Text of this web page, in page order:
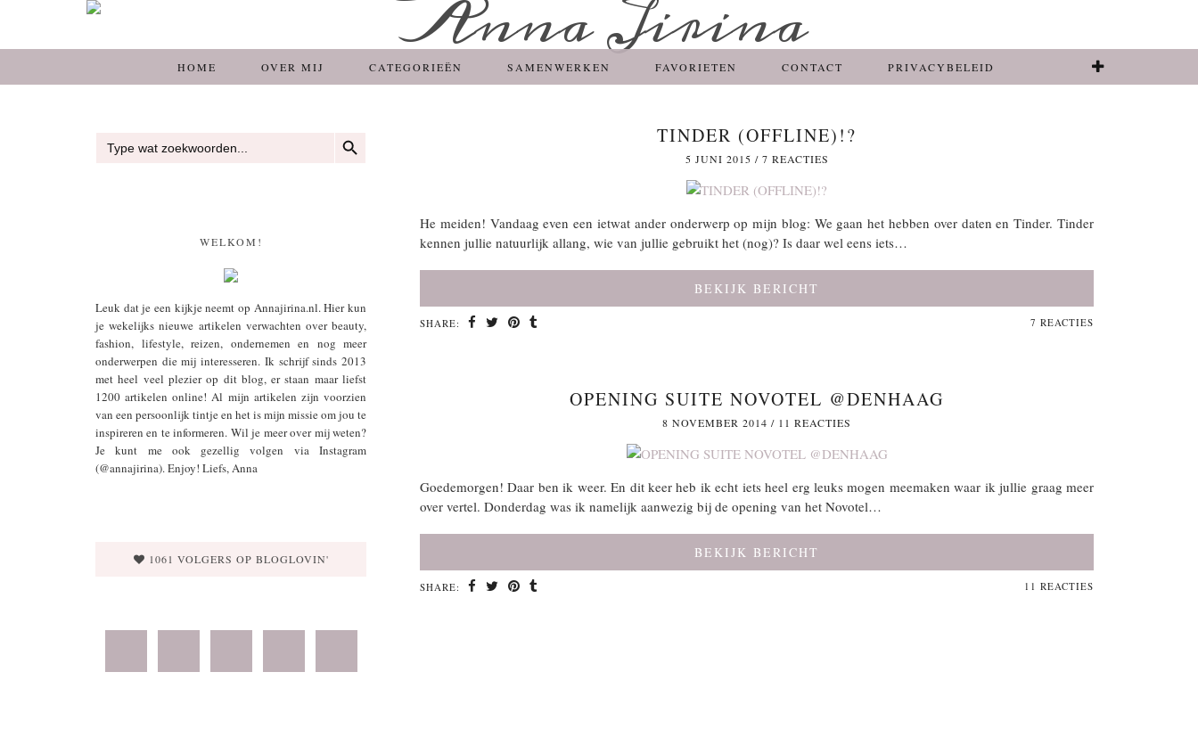
HOME OVER MIJ CATEGORIEËN SAMENWERKEN FAVORIETEN CONTACT PRIVACYBELEID
TINDER (OFFLINE)!?
5 JUNI 2015 / 7 REACTIES
He meiden! Vandaag even een ietwat ander onderwerp op mijn blog: We gaan het hebben over daten en Tinder. Tinder
kennen jullie natuurlijk allang, wie van jullie gebruikt het (nog)? Is daar wel eens iets…
BEKIJK BERICHT
SHARE: 7 REACTIES
OPENING SUITE NOVOTEL @DENHAAG
8 NOVEMBER 2014 / 11 REACTIES
Goedemorgen! Daar ben ik weer. En dit keer heb ik echt iets heel erg leuks mogen meemaken waar ik jullie graag meer
over vertel. Donderdag was ik namelijk aanwezig bij de opening van het Novotel…
BEKIJK BERICHT
SHARE: 11 REACTIES
naar:
WELKOM!
Leuk dat je een kijkje neemt op Annajirina.nl. Hier kun
je wekelijks nieuwe artikelen verwachten over beauty,
fashion, lifestyle, reizen, ondernemen en nog meer
onderwerpen die mij interesseren. Ik schrijf sinds 2013
met heel veel plezier op dit blog, er staan maar liefst
1200 artikelen online! Al mijn artikelen zijn voorzien
van een persoonlijk tintje en het is mijn missie om jou te
inspireren en te informeren. Wil je meer over mij weten?
Je kunt me ook gezellig volgen via Instagram
(@annajirina). Enjoy! Liefs, Anna
1061 VOLGERS OP BLOGLOVIN'